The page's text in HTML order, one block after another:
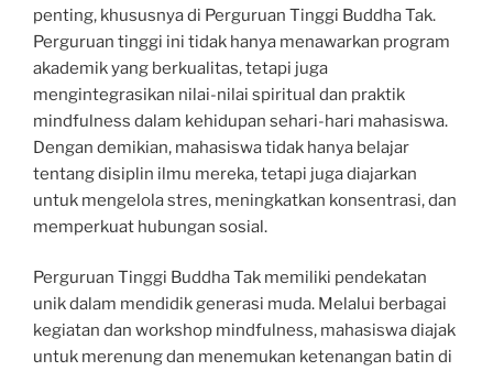
penting, khususnya di Perguruan Tinggi Buddha Tak.
Perguruan tinggi ini tidak hanya menawarkan program
akademik yang berkualitas, tetapi juga
mengintegrasikan nilai-nilai spiritual dan praktik
mindfulness dalam kehidupan sehari-hari mahasiswa.
Dengan demikian, mahasiswa tidak hanya belajar
tentang disiplin ilmu mereka, tetapi juga diajarkan
untuk mengelola stres, meningkatkan konsentrasi, dan
memperkuat hubungan sosial.
Perguruan Tinggi Buddha Tak memiliki pendekatan
unik dalam mendidik generasi muda. Melalui berbagai
kegiatan dan workshop mindfulness, mahasiswa diajak
untuk merenung dan menemukan ketenangan batin di